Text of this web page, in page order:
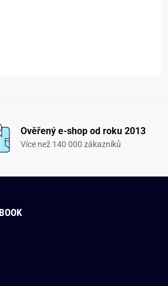
Ověřený e-shop od roku 2013
Více než 140 000 zákazníků